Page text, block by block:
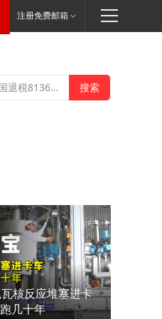
注册免费邮箱
核反应堆塞进卡
几十年